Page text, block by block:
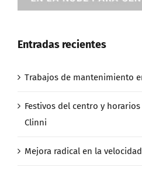
Entradas recientes
Trabajos de mantenimiento
Festivos del centro y
Clinni
Mejora radical en la